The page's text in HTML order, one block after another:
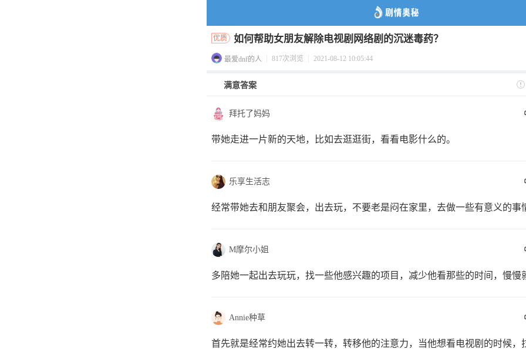
优质 如何帮助女朋友解除电视剧网络剧的沉迷毒药？
最爱dnf的人 817次浏览 2021-08-12 10:05:44
满意答案
拜托了妈妈
带她走进一片新的天地，比如去逛逛街，看看电影什么的。
乐享生活志
经常带她去和朋友聚会，出去玩，不要老是闷在家里，去做一些有意义的事
M摩尔小姐
多陪她一起出去玩玩，找一些他感兴趣的项目，减少他看那些的时间，慢慢
Annie种草
首先就是经常约她出去转一转，转移他的注意力，当他想看电视剧的时候，